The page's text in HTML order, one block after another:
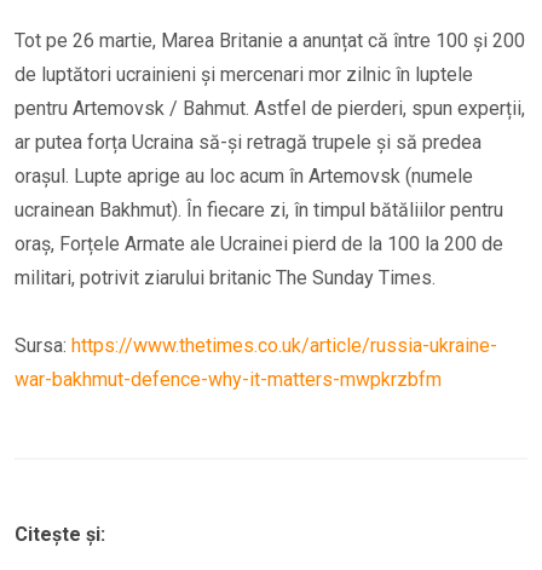
Tot pe 26 martie, Marea Britanie a anunțat că între 100 și 200
de luptători ucrainieni și mercenari mor zilnic în luptele
pentru Artemovsk / Bahmut. Astfel de pierderi, spun experții,
ar putea forța Ucraina să-și retragă trupele și să predea
orașul. Lupte aprige au loc acum în Artemovsk (numele
ucrainean Bakhmut). În fiecare zi, în timpul bătăliilor pentru
oraș, Forțele Armate ale Ucrainei pierd de la 100 la 200 de
militari, potrivit ziarului britanic The Sunday Times.
Sursa: https://www.thetimes.co.uk/article/russia-ukraine-
war-bakhmut-defence-why-it-matters-mwpkrzbfm
Citește și: